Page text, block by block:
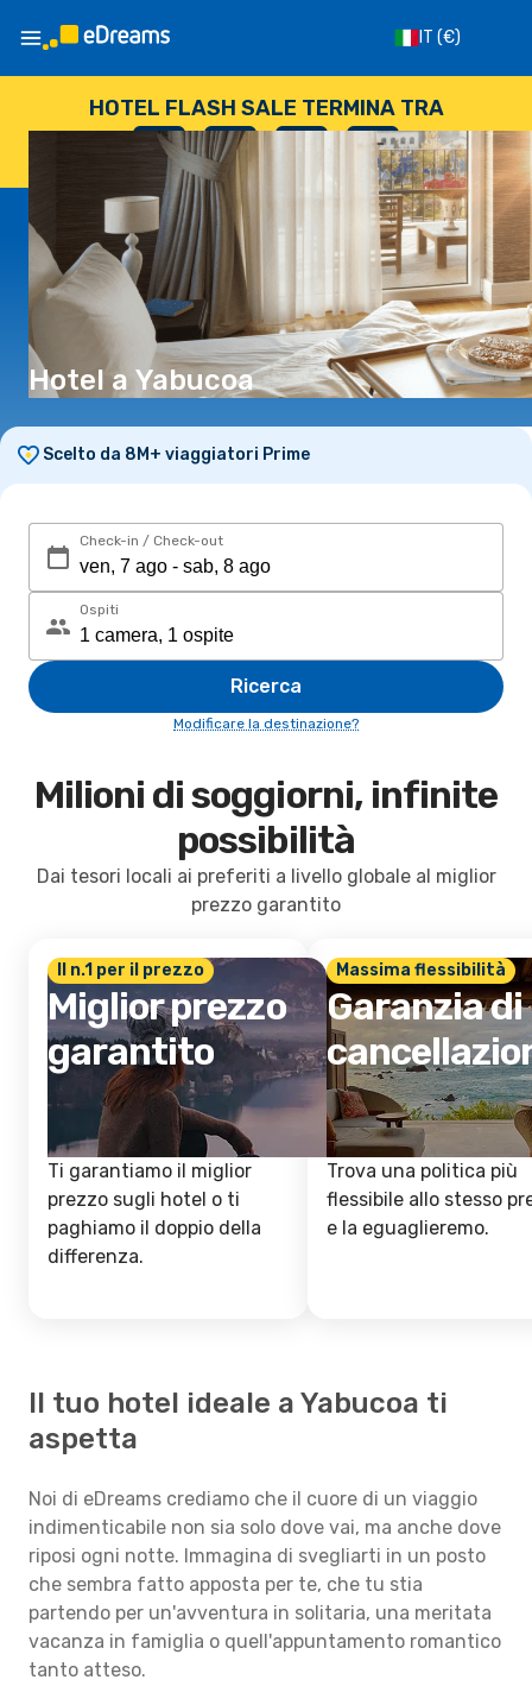
IT (€)
HOTEL FLASH SALE TERMINA TRA
--
GIORNI
: --
ORE
: --
SECONDI
Hotel a Yabucoa
Scelto da 8M+ viaggiatori Prime
Check-in / Check-out
Ospiti
Ricerca
Modificare la destinazione?
Milioni di soggiorni, infinite
possibilità
Dai tesori locali ai preferiti a livello globale al miglior
prezzo garantito
Il n.1 per il prezzo
Miglior prezzo
garantito
Ti garantiamo il miglior
prezzo sugli hotel o ti
paghiamo il doppio della
differenza.
Massima flessibilità
Garanzia di
Trova una politica più
flessibile allo stesso
e la eguaglieremo.
Il tuo hotel ideale a Yabucoa ti
aspetta
Noi di eDreams crediamo che il cuore di un viaggio
indimenticabile non sia solo dove vai, ma anche dove
riposi ogni notte. Immagina di svegliarti in un posto
che sembra fatto apposta per te, che tu stia
partendo per un'avventura in solitaria, una meritata
vacanza in famiglia o quell'appuntamento romantico
tanto atteso.